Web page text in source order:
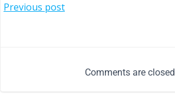
Previous post
Comments are closed